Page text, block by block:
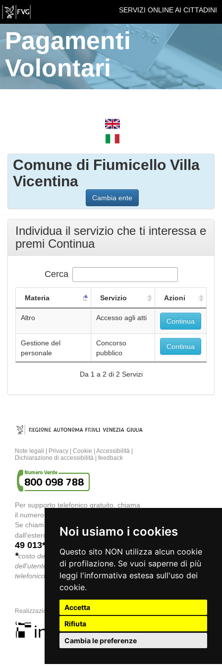
Noi usiamo i cookies
Questo sito NON utilizza alcun cookie
di profilazione. Se vuoi saperne di più
leggi l'informativa estesa sull'uso dei
cookie.
Accetta
Rifiuta
Cambia le preferenze
SERVIZI ONLINE AI CITTADINI
Pagamenti
Volontari
Comune di Fiumicello Villa
Vicentina
Cambia ente
Individua il servizio che ti interessa e
premi Continua
Cerca
Materia Servizio Azioni
Altro Accesso agli atti Continua
Gestione del
personale
Concorso
pubblico
Continua
Da 1 a 2 di 2 Servizi
Note legali | Privacy | Cookie | Accessibilità |
Dichiarazione di accessibilità | feedback
Per supporto telefonico gratuito, chiama
il numero verde
Se chiami col
telefono cellulare
dall'estero, componi il numero040 06
49 013*
*costo della chiamata a carico
dell'utente secondo la tariffa del gestore
telefonico
Realizzazione e design a cura di